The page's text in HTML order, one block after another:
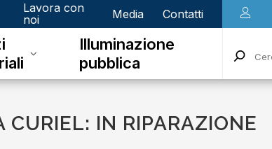
Lavora con
noi
Media Contatti
Illuminazione
pubblica
CURIEL: IN RIPARAZIONE